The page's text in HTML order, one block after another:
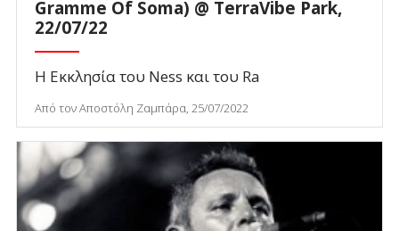
Gramme Of Soma) @ TerraVibe Park,
22/07/22
Η Εκκλησία του Ness και του Ra
Από τον Αποστόλη Ζαμπάρα, 25/07/2022